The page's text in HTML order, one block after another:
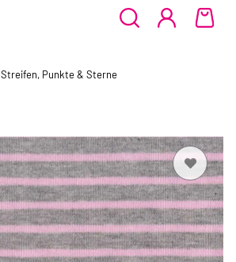
Streifen, Punkte & Sterne